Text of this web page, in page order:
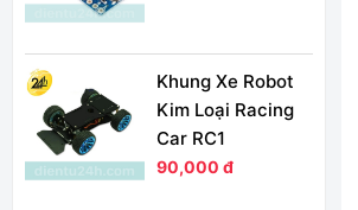
Khung Xe Robot
Kim Loại Racing
Car RC1
90,000 đ